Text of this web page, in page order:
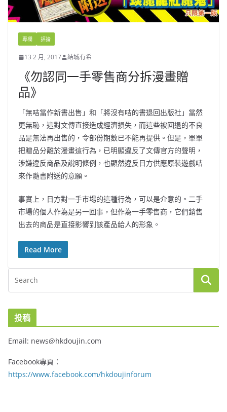
專欄 評論
13 2 月, 2017 結城有希
《勿認同一手零售商分拆漫畫贈
品》
「無咭當作新書出售」和「將沒有咭的書退回出版社」當然
更無恥，這對文傳直接造成經濟損失，而這些被回退的不良
品是無法再出售的，令部份期數已不能再提供。但是，單單
把贈品分離於漫畫這行為，已明顯違反了文傳官方的聲明，
涉嫌違反商品及說明條例，也顯然違反日方供應原裝遊戲咭
來作隨書附送的意願。
事實上，日方對一手市場的這種行為，可以是介意的。二手
市場的個人作為是另一回事，但作為一手零售商，它們銷售
出去的商品是直接影響到該產品給人的形象。
Read More
投稿
Email: news@hkdoujin.com
Facebook專頁：
https://www.facebook.com/hkdoujinforum